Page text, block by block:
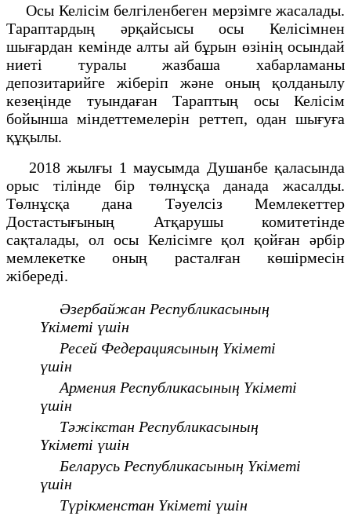
Осы Келісім белгіленбеген мерзімге жасалады.
Тараптардың әрқайсысы осы Келісімнен
шығардан кемінде алты ай бұрын өзінің осындай
ниеті туралы жазбаша хабарламаны
депозитарийге жіберіп және оның қолданылу
кезеңінде туындаған Тараптың осы Келісім
бойынша міндеттемелерін реттеп, одан шығуға
құқылы.
2018 жылғы 1 маусымда Душанбе қаласында
орыс тілінде бір төлнұсқа данада жасалды.
Төлнұсқа дана Тәуелсіз Мемлекеттер
Достастығының Атқарушы комитетінде
сақталады, ол осы Келісімге қол қойған әрбір
мемлекетке оның расталған көшірмесін
жібереді.
Әзербайжан Республикасының
Үкіметі үшін
Ресей Федерациясының Үкіметі
үшін
Армения Республикасының Үкіметі
үшін
Тәжікстан Республикасының
Үкіметі үшін
Беларусь Республикасының Үкіметі
үшін
Түрікменстан Үкіметі үшін